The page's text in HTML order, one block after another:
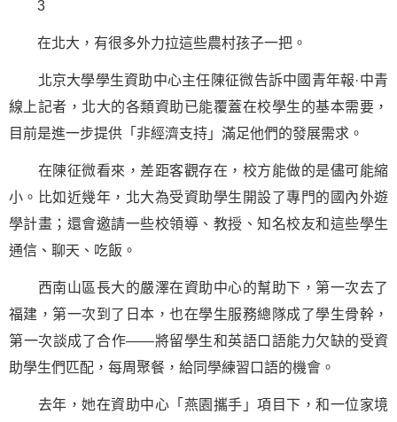
3
在北大，有很多外力拉這些農村孩子一把。
北京大學學生資助中心主任陳征微告訴中國青年報·中青
線上記者，北大的各類資助已能覆蓋在校學生的基本需要，
目前是進一步提供「非經濟支持」滿足他們的發展需求。
在陳征微看來，差距客觀存在，校方能做的是儘可能縮
小。比如近幾年，北大為受資助學生開設了專門的國內外遊
學計畫；還會邀請一些校領導、教授、知名校友和這些學生
通信、聊天、吃飯。
西南山區長大的嚴澤在資助中心的幫助下，第一次去了
福建，第一次到了日本，也在學生服務總隊成了學生骨幹，
第一次談成了合作——將留學生和英語口語能力欠缺的受資
助學生們匹配，每周聚餐，給同學練習口語的機會。
去年，她在資助中心「燕園攜手」項目下，和一位家境